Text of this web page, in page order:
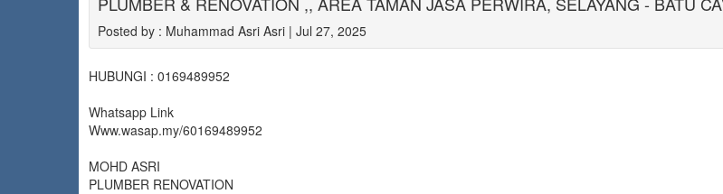
Posted by : Muhammad Asri Asri | Jul 27, 2025
HUBUNGI : 0169489952
Whatsapp Link
Www.wasap.my/60169489952
MOHD ASRI
PLUMBER RENOVATION